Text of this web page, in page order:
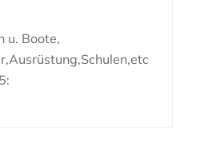
u. Boote,